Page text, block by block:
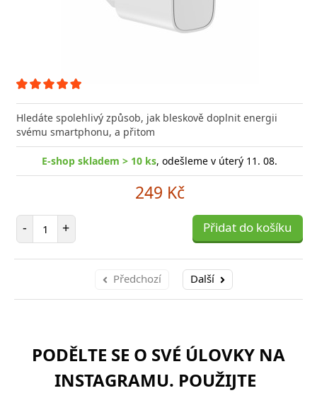
Hledáte spolehlivý způsob, jak bleskově doplnit energii
svému smartphonu, a přitom
E-shop skladem > 10 ks, odešleme v úterý 11. 08.
249 Kč
- Počet položek
+ Přidat do košíku
Předchozí Další
PODĚLTE SE O SVÉ ÚLOVKY NA
INSTAGRAMU. POUŽIJTE